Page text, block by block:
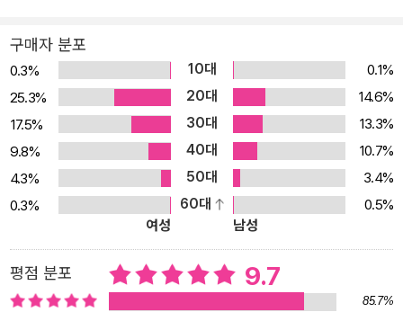
시킬 수 있다. 작업 시 자주 부딪히는 문제는 '엑셀 실무활용노트'를
참고하자. 셋. '혼자해보기'로 엑셀 문제 해결 및 응용력을 기른다! '핵
심기능실습'과 '회사통 실무활용'에서 배운 내용을 다시 한 번 복습할
수 있다. 완성 파일 미리 보기 및 따라하기를 진행하는 데 필요한 힌트
가 충실하게 수록되어 있으므로 스스로의 엑셀 실력을 점검하고 문제
해결 및 응용 능력을 기르는 데 활용하자. 어떤 독자를 위한 책인가? ·
엑셀 작업이 많은 직장인 · 각종 문서 작성으로 어려움을 겪고 있는 신
입사원 · 취업을 앞둔 대학생 · 엑셀의 필요한 기능을 바로 찾아 바로
적용하고 싶은 사람 이 책의 특징 .회사에서 바로 써먹을 수 있는 100
여 개의 실무 예제로 필수 기능을 익히고 활용 능력을 기를 수 있다. .
상세한 목차 구성으로 필요한 기능을 바로 찾아 바로 활용할 수 있다.
구매자 분포
0.3% 10대
0.1%
25.3%
20대
14.6%
17.5%
30대
13.3%
9.8%
40대
10.7%
4.3%
50대
3.4%
0.3%
60대
0.5%
여성
남성
평점 분포 9.7
85.7%